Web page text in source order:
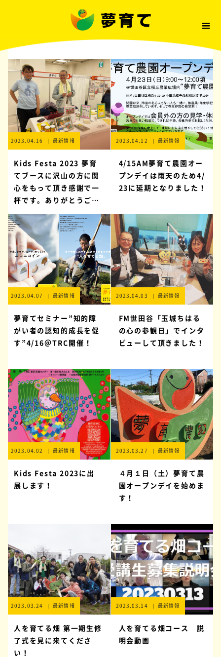
2023.04.16 最新情報
Kids Festa 2023 夢育
てブースに沢山の方に関
心をもって頂き感謝で一
杯です。ありがとうござ
います！
2023.04.12 最新情報
4/15AM夢育て農園オー
プンデイは雨天のため4/
23に延期となりました！
2023.04.07 最新情報
夢育てセミナー”知的障
がい者の認知的成長を促
す”4/16＠TRC開催！
2023.04.03 最新情報
FM世田谷「玉城ちはる
の心の参観日」でインタ
ビューして頂きました！
2023.04.02 最新情報
Kids Festa 2023に出
展します！
2023.03.27 最新情報
４月１日（土）夢育て農
園オープンデイを始めま
す！
2023.03.24 最新情報
人を育てる畑 第一期生修
了式を見に来てくださ
い！
2023.03.14 最新情報
人を育てる畑コース 説
明会動画